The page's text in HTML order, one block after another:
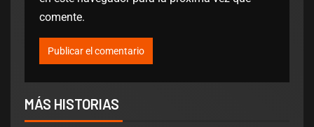
comente.
MÁS HISTORIAS